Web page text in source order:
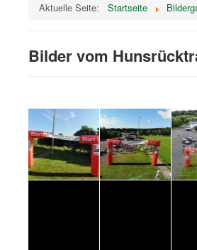
Aktuelle Seite: Startseite
Bilder vom